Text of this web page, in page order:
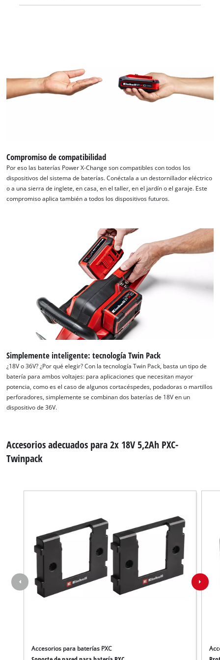
la corrosión y las influencias mecánicas. El recubrimiento de
goma le confiere a la batería una alta protección contra golpes
y un buen agarre. Esta se puede retirar fácilmente de nuevo
Compromiso de compatibilidad
Por eso las baterías Power X-Change son compatibles con todos los
dispositivos del sistema de baterías. Conéctala a un destornillador eléctrico
o a una sierra de inglete, en casa, en el taller, en el jardín o el garaje. Este
compromiso aplica también a todos los dispositivos futuros.
Simplemente inteligente: tecnología Twin Pack
¿18V o 36V? ¿Por qué elegir? Con la tecnología Twin Pack, basta un tipo de
batería para ambos voltajes: para aplicaciones que necesitan mayor
potencia, como es el caso de algunos cortacéspedes, podadoras o martillos
perforadores, simplemente se combinan dos baterías de 18V en un
dispositivo de 36V.
Accesorios adecuados para 2x 18V 5,2Ah PXC-
Twinpack
Accesorios para baterías PXC